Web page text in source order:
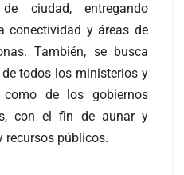
ciudad, entregando
conectividad y áreas de
También, se busca
todos los ministerios y
de los gobiernos
con el fin de aunar y
recursos públicos.